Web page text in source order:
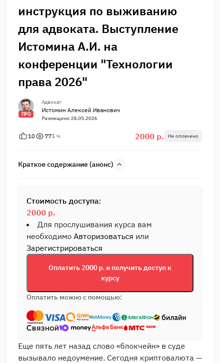
инструкция по выживанию
для адвоката. Выступление
Истомина А.И. на
конференции "Технологии
права 2026"
ПРО
Адвокат
Истомин Алексей Иванович
Размещено 28.05.2026
10 771 ч. 2000 р. Не оплачено
Краткое содержание (анонс)
Стоимость доступа:
2000 р.
Для прослушивания курса вам
необходимо Авторизоваться или
Зарегистрироваться
Оплатить 2000 р. и получить доступ к
курсу
Оплатить можно с помощью:
Еще пять лет назад слово «блокчейн» в суде
вызывало недоумение. Сегодня криптовалюта —